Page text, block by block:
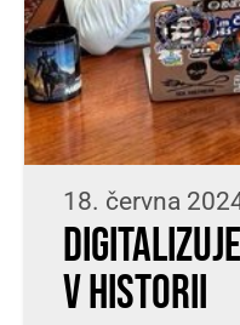
18. června
V HISTORII